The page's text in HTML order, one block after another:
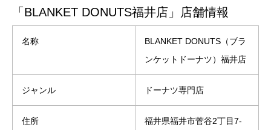
「BLANKET DONUTS福井店」店舗情報
名称
BLANKET DONUTS（ブラ
ンケットドーナツ）福井店
ジャンル ドーナツ専門店
住所
福井県福井市菅谷2丁目7-